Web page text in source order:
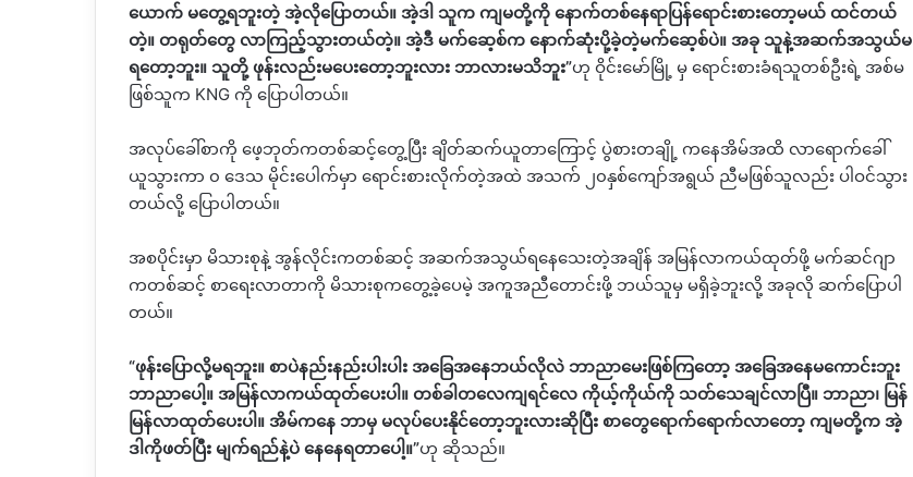
ယောက် မတွေ့ရဘူးတဲ့ အဲ့လိုပြောတယ်။ အဲ့ဒါ သူက ကျမတို့ကို နောက်တစ်နေရာပြန်ရောင်းစားတော့မယ် ထင်တယ်
တဲ့။ တရုတ်တွေ လာကြည့်သွားတယ်တဲ့။ အဲ့ဒီ မက်ဆေ့စ်က နောက်ဆုံးပို့ခဲ့တဲ့မက်ဆေ့စ်ပဲ။ အခု သူနဲ့အဆက်အသွယ်မ
ရတော့ဘူး။ သူတို့ ဖုန်းလည်းမပေးတော့ဘူးလား ဘာလားမသိဘူး”ဟု ဝိုင်းမော်မြို့ မှ ရောင်းစားခံရသူတစ်ဦးရဲ့ အစ်မ
ဖြစ်သူက KNG ကို ပြောပါတယ်။
အလုပ်ခေါ်စာကို ဖေ့ဘုတ်ကတစ်ဆင့်တွေ့ပြီး ချိတ်ဆက်ယူတာကြောင့် ပွဲစားတချို့ ကနေအိမ်အထိ လာရောက်ခေါ်
ယူသွားကာ ၀ ဒေသ မိုင်းပေါက်မှာ ရောင်းစားလိုက်တဲ့အထဲ အသက် ၂၀နှစ်ကျော်အရွယ် ညီမဖြစ်သူလည်း ပါဝင်သွား
တယ်လို့ ပြောပါတယ်။
အစပိုင်းမှာ မိသားစုနဲ့ အွန်လိုင်းကတစ်ဆင့် အဆက်အသွယ်ရနေသေးတဲ့အချိန် အမြန်လာကယ်ထုတ်ဖို့ မက်ဆင်ဂျာ
ကတစ်ဆင့် စာရေးလာတာကို မိသားစုကတွေ့ခဲ့ပေမဲ့ အကူအညီတောင်းဖို့ ဘယ်သူမှ မရှိခဲ့ဘူးလို့ အခုလို ဆက်ပြောပါ
တယ်။
“ဖုန်းပြောလို့မရဘူး။ စာပဲနည်းနည်းပါးပါး အခြေအနေဘယ်လိုလဲ ဘာညာမေးဖြစ်ကြတော့ အခြေအနေမကောင်းဘူး
ဘာညာပေါ့။ အမြန်လာကယ်ထုတ်ပေးပါ။ တစ်ခါတလေကျရင်လေ ကိုယ့်ကိုယ်ကို သတ်သေချင်လာပြီ။ ဘာညာ၊ မြန်
မြန်လာထုတ်ပေးပါ။ အိမ်ကနေ ဘာမှ မလုပ်ပေးနိုင်တော့ဘူးလားဆိုပြီး စာတွေရောက်ရောက်လာတော့ ကျမတို့က အဲ့
ဒါကိုဖတ်ပြီး မျက်ရည်နဲ့ပဲ နေနေရတာပေါ့။”ဟု ဆိုသည်။